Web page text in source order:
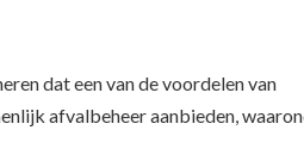
dat een van de voordelen van
afvalbeheer aanbieden,